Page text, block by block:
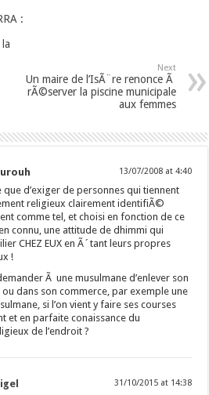
:
Next
Un maire de l’IsÃ¨re renonce Ã
rÃ©server la piscine municipale
aux femmes
13/07/2008 at 4:40
que d’exiger de personnes qui tiennent
religieux clairement identifiÃ©
comme tel, et choisi en fonction de ce
connu, une attitude de dhimmi qui
CHEZ EUX en Ã´tant leurs propres
!
Ã une musulmane d’enlever son
ou dans son commerce, par exemple une
si l’on vient y faire ses courses
et en parfaite conaissance du
de l’endroit ?
31/10/2015 at 14:38